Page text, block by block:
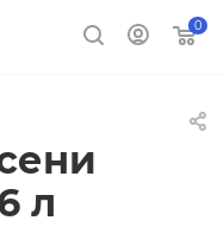
0
л